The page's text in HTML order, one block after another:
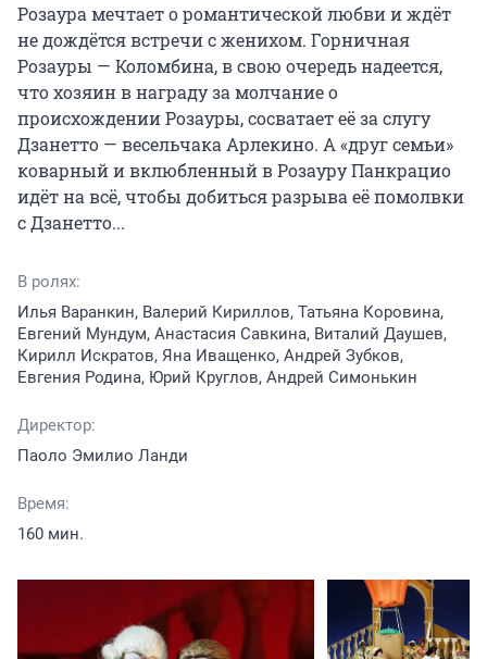
Розаура мечтает о романтической любви и ждёт
не дождётся встречи с женихом. Горничная
Розауры — Коломбина, в свою очередь надеется,
что хозяин в награду за молчание о
происхождении Розауры, сосватает её за слугу
Дзанетто — весельчака Арлекино. А «друг семьи»
коварный и вклюбленный в Розауру Панкрацио
идёт на всё, чтобы добиться разрыва её помолвки
с Дзанетто...
В ролях:
Илья Варанкин, Валерий Кириллов, Татьяна Коровина,
Евгений Мундум, Анастасия Савкина, Виталий Даушев,
Кирилл Искратов, Яна Иващенко, Андрей Зубков,
Евгения Родина, Юрий Круглов, Андрей Симонькин
Директор:
Паоло Эмилио Ланди
Время:
160 мин.